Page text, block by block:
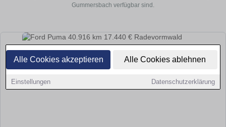
Alle Cookies akzeptieren Alle Cookies ablehnen
Einstellungen Datenschutzerklärung
Gummersbach verfügbar sind.